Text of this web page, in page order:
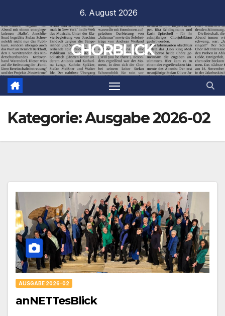
springen
6. August 2026
CHORBLICK
Kategorie:Ausgabe 2026-02
AUSGABE 2026-02
anNETTesBlick